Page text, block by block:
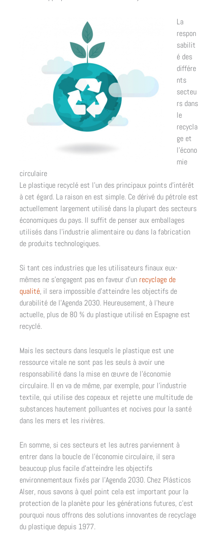
La
respon
sabilit
é des
différe
nts
secteu
rs dans
le
recycla
ge et
l’écono
mie
circulaire
Le plastique recyclé est l’un des principaux points d’intérêt
à cet égard. La raison en est simple. Ce dérivé du pétrole est
actuellement largement utilisé dans la plupart des secteurs
économiques du pays. Il suffit de penser aux emballages
utilisés dans l’industrie alimentaire ou dans la fabrication
de produits technologiques.
Si tant ces industries que les utilisateurs finaux eux-
mêmes ne s’engagent pas en faveur d’un recyclage de
qualité, il sera impossible d’atteindre les objectifs de
durabilité de l’Agenda 2030. Heureusement, à l’heure
actuelle, plus de 80 % du plastique utilisé en Espagne est
recyclé.
Mais les secteurs dans lesquels le plastique est une
ressource vitale ne sont pas les seuls à avoir une
responsabilité dans la mise en œuvre de l’économie
circulaire. Il en va de même, par exemple, pour l’industrie
textile, qui utilise des copeaux et rejette une multitude de
substances hautement polluantes et nocives pour la santé
dans les mers et les rivières.
En somme, si ces secteurs et les autres parviennent à
entrer dans la boucle de l’économie circulaire, il sera
beaucoup plus facile d’atteindre les objectifs
environnementaux fixés par l’Agenda 2030. Chez Plásticos
Alser, nous savons à quel point cela est important pour la
protection de la planète pour les générations futures, c’est
pourquoi nous offrons des solutions innovantes de recyclage
du plastique depuis 1977.